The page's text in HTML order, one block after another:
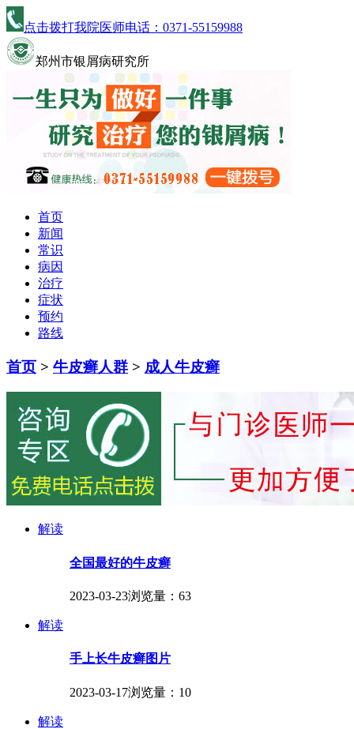
点击拨打我院医师电话： 0371-55159988
郑州市银屑病研究所
首页
新闻
常识
病因
治疗
症状
预约
路线
首页 > 牛皮癣人群 > 成人牛皮癣
解读
全国最好的牛皮癣
2023-03-23浏览量：63
解读
手上长牛皮癣图片
2023-03-17浏览量：10
解读